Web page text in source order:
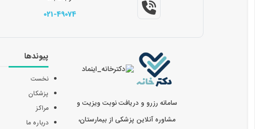
021-49074
سامانه رزرو و دریافت نوبت ویزیت و
مشاوره آنلاین پزشکی از بیمارستان،
پیوندها
نخست
پزشکان
مراکز
درباره ما